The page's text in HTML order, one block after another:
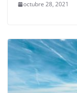
octubre 28, 2021